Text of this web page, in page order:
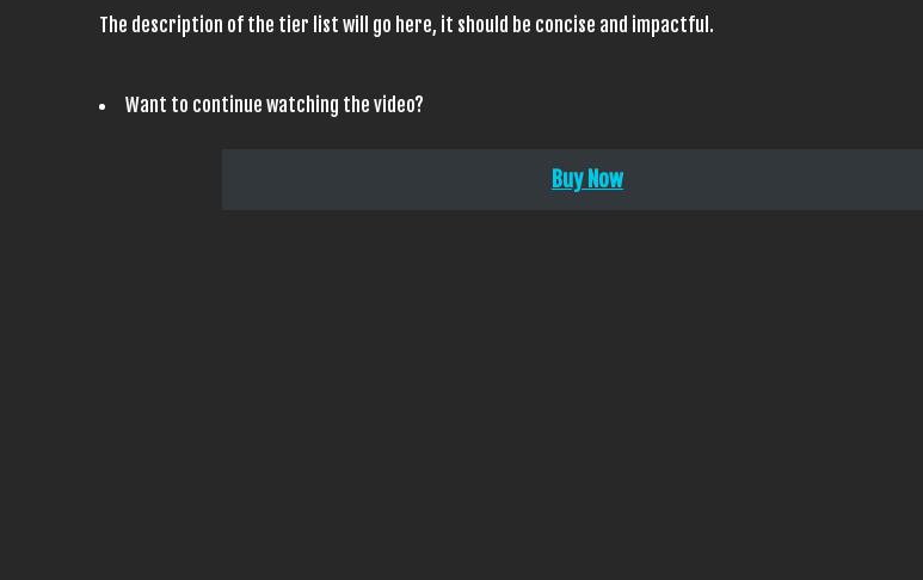
The description of the tier list will go here, it should be concise and impactful.
Want to continue watching the video?
Buy Now